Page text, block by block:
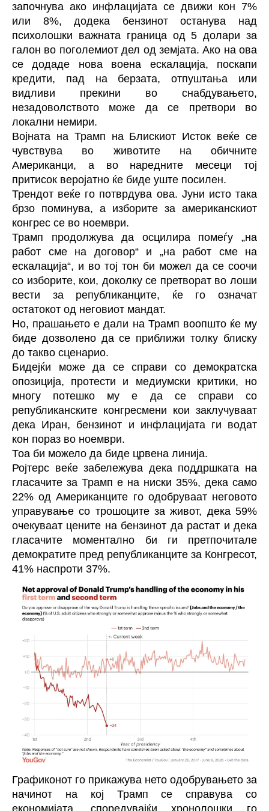
започнува ако инфлацијата се движи кон 7%
или 8%, додека бензинот останува над
психолошки важната граница од 5 долари за
галон во поголемиот дел од земјата. Ако на ова
се додаде нова воена ескалација, поскапи
кредити, пад на берзата, отпуштања или
видливи прекини во снабдувањето,
незадоволството може да се претвори во
локални немири.
Војната на Трамп на Блискиот Исток веќе се
чувствува во животите на обичните
Американци, а во наредните месеци тој
притисок веројатно ќе биде уште посилен.
Трендот веќе го потврдува ова. Јуни исто така
брзо поминува, а изборите за американскиот
конгрес се во ноември.
Трамп продолжува да осцилира помеѓу „на
работ сме на договор“ и „на работ сме на
ескалација“, и во тој тон би можел да се соочи
со изборите, кои, доколку се претворат во лоши
вести за републиканците, ќе го означат
остатокот од неговиот мандат.
Но, прашањето е дали на Трамп воопшто ќе му
биде дозволено да се приближи толку блиску
до такво сценарио.
Бидејќи може да се справи со демократска
опозиција, протести и медиумски критики, но
многу потешко му е да се справи со
републиканските конгресмени кои заклучуваат
дека Иран, бензинот и инфлацијата ги водат
кон пораз во ноември.
Тоа би можело да биде црвена линија.
Ројтерс веќе забележува дека поддршката на
гласачите за Трамп е на ниски 35%, дека само
22% од Американците го одобруваат неговото
управување со трошоците за живот, дека 59%
очекуваат цените на бензинот да растат и дека
гласачите моментално би ги претпочитале
демократите пред републиканците за Конгресот,
41% наспроти 37%.
Графиконот го прикажува нето одобрувањето за
начинот на кој Трамп се справува со